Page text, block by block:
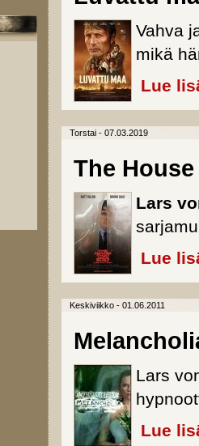
Vahva
mikä
Lue
Torstai - 07.03.2019
The
Lars
Lue
Keskiviikko - 01.06.2011
Lars
Lue